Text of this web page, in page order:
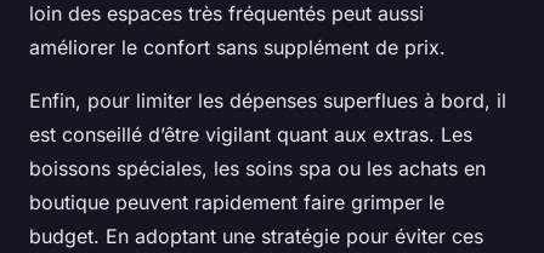
loin des espaces très fréquentés peut aussi
améliorer le confort sans supplément de prix.
Enfin, pour limiter les dépenses superflues à bord, il
est conseillé d’être vigilant quant aux extras. Les
boissons spéciales, les soins spa ou les achats en
boutique peuvent rapidement faire grimper le
budget. En adoptant une stratégie pour éviter ces